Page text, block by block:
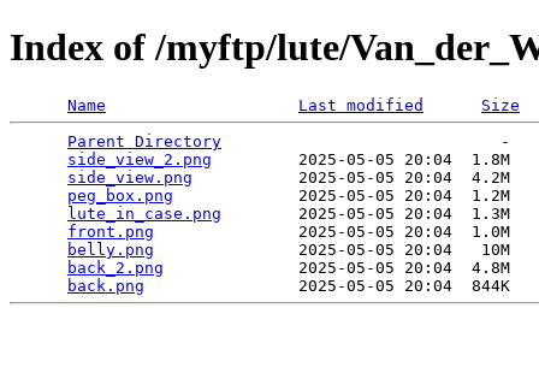
Index of /myftp/lute/
Name Last modified
Size
Parent Directory
                             -
side_view_2.png
         2025-05-05 20:04  1.8M
side_view.png
           2025-05-05 20:04  4.2M
peg_box.png
             2025-05-05 20:04  1.2M
lute_in_case.png
        2025-05-05 20:04  1.3M
front.png
               2025-05-05 20:04  1.0M
belly.png
               2025-05-05 20:04   10M
back_2.png
              2025-05-05 20:04  4.8M
back.png